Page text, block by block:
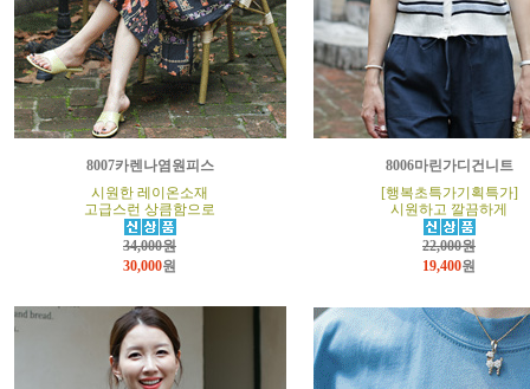
8007카렌나염원피스
시원한 레이온소재
고급스런 상큼함으로
34,000원
30,000원
8006마린가디건니트
[행복초특가기획특가]
시원하고 깔끔하게
22,000원
19,400원